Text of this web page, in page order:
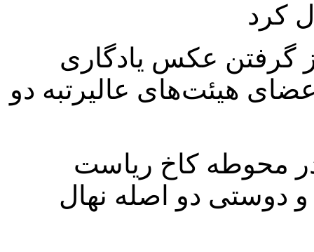
گرفتن عکس یادگاری
هیئت‌های عالیرتبه دو
محوطه کاخ ریاست
دوستی دو اصله نهال